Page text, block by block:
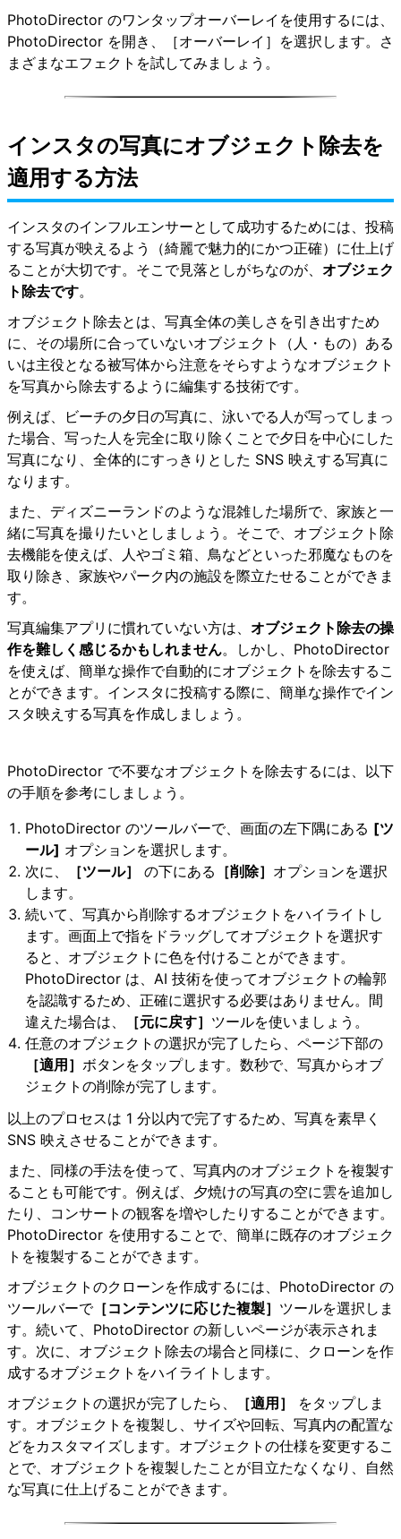
PhotoDirector のワンタップオーバーレイを使用するには、
PhotoDirector を開き、［オーバーレイ］を選択します。さ
まざまなエフェクトを試してみましょう。
インスタの写真にオブジェクト除去を
適用する方法
インスタのインフルエンサーとして成功するためには、投稿
する写真が映えるよう（綺麗で魅力的にかつ正確）に仕上げ
ることが大切です。そこで見落としがちなのが、 オブジェク
ト除去です。
オブジェクト除去とは、写真全体の美しさを引き出すため
に、その場所に合っていないオブジェクト（人・もの）ある
いは主役となる被写体から注意をそらすようなオブジェクト
を写真から除去するように編集する技術です。
例えば、ビーチの夕日の写真に、泳いでる人が写ってしまっ
た場合、写った人を完全に取り除くことで夕日を中心にした
写真になり、全体的にすっきりとした SNS 映えする写真に
なります。
また、ディズニーランドのような混雑した場所で、家族と一
緒に写真を撮りたいとしましょう。そこで、オブジェクト除
去機能を使えば、人やゴミ箱、鳥などといった邪魔なものを
取り除き、家族やパーク内の施設を際立たせることができま
す。
写真編集アプリに慣れていない方は、 オブジェクト除去の操
作を難しく感じるかもしれません。しかし、PhotoDirector
を使えば、簡単な操作で自動的にオブジェクトを除去するこ
とができます。インスタに投稿する際に、簡単な操作でイン
スタ映えする写真を作成しましょう。
PhotoDirector で不要なオブジェクトを除去するには、以下
の手順を参考にしましょう。
PhotoDirector のツールバーで、画面の左下隅にある [ツ
ール] オプションを選択します。
次に、
［ツール］ の下にある ［削除］ オプションを選択
します。
続いて、写真から削除するオブジェクトをハイライトし
ます。画面上で指をドラッグしてオブジェクトを選択す
ると、オブジェクトに色を付けることができます。
PhotoDirector は、AI 技術を使ってオブジェクトの輪郭
を認識するため、正確に選択する必要はありません。間
違えた場合は、
［元に戻す］ ツールを使いましょう。
任意のオブジェクトの選択が完了したら、ページ下部の
［適用］ ボタンをタップします。数秒で、写真からオブ
ジェクトの削除が完了します。
以上のプロセスは 1 分以内で完了するため、写真を素早く
SNS 映えさせることができます。
また、同様の手法を使って、写真内のオブジェクトを複製す
ることも可能です。例えば、夕焼けの写真の空に雲を追加し
たり、コンサートの観客を増やしたりすることができます。
PhotoDirector を使用することで、簡単に既存のオブジェク
トを複製することができます。
オブジェクトのクローンを作成するには、PhotoDirector の
ツールバーで［コンテンツに応じた複製］ ツールを選択しま
す。続いて、PhotoDirector の新しいページが表示されま
す。次に、オブジェクト除去の場合と同様に、クローンを作
成するオブジェクトをハイライトします。
オブジェクトの選択が完了したら、
［適用］
をタップしま
す。オブジェクトを複製し、サイズや回転、写真内の配置な
どをカスタマイズします。オブジェクトの仕様を変更するこ
とで、オブジェクトを複製したことが目立たなくなり、自然
な写真に仕上げることができます。